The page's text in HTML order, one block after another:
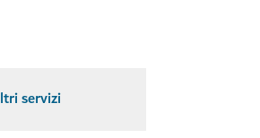
servizi